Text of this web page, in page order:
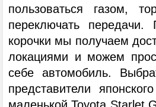
пользоваться газом,
переключать передачи.
корочки мы получаем
локациями и можем
себе автомобиль.
представители